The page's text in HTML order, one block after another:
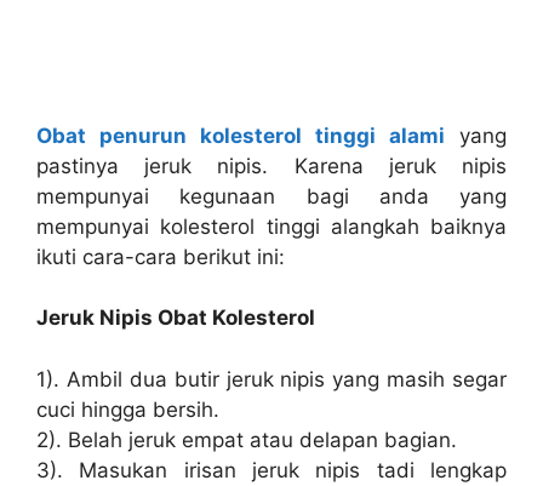
Obat penurun kolesterol tinggi alami yang
pastinya jeruk nipis. Karena jeruk nipis
mempunyai kegunaan bagi anda yang
mempunyai kolesterol tinggi alangkah baiknya
ikuti cara-cara berikut ini:
Jeruk Nipis Obat Kolesterol
1). Ambil dua butir jeruk nipis yang masih segar
cuci hingga bersih.
2). Belah jeruk empat atau delapan bagian.
3). Masukan irisan jeruk nipis tadi lengkap